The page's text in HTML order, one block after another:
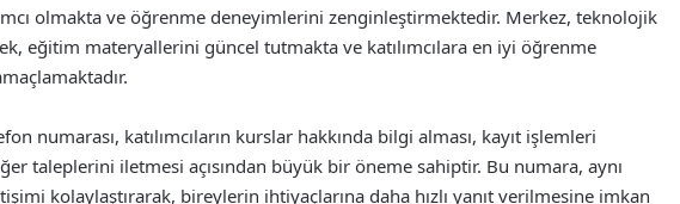
olmakta ve öğrenme deneyimlerini zenginleştirmektedir. Merkez, teknolojik
eğitim materyallerini güncel tutmakta ve katılımcılara en iyi öğrenme
numarası, katılımcıların kurslar hakkında bilgi alması, kayıt işlemleri
taleplerini iletmesi açısından büyük bir öneme sahiptir. Bu numara, aynı
kolaylaştırarak, bireylerin ihtiyaçlarına daha hızlı yanıt verilmesine imkan